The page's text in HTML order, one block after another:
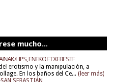
mucho...
LIPS, ENEKO ETXEBESTE
erotismo y la manipulación, a
En los baños del Ce... (leer más)
SEBASTIÁN